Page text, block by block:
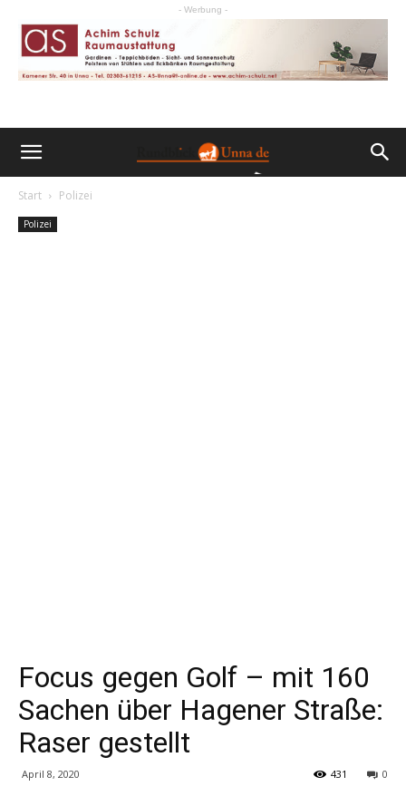
- Werbung -
Start Polizei
Polizei
Focus gegen Golf – mit 160
Sachen über Hagener Straße:
Raser gestellt
April 8, 2020 0
431